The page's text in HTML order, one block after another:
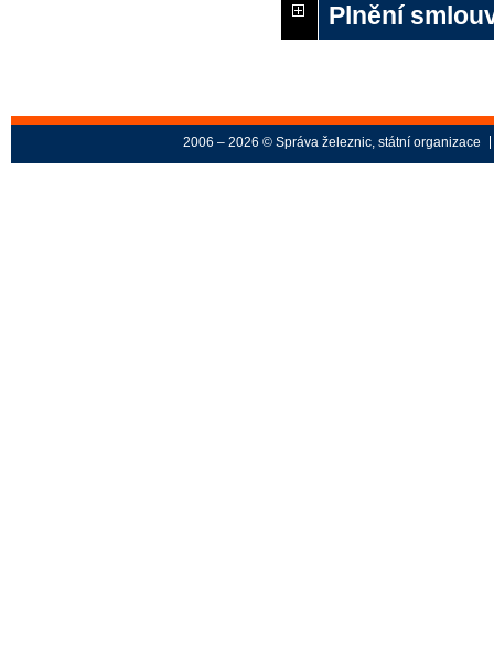
Plnění
2006 – 2026 © Správa železnic, státní organizace